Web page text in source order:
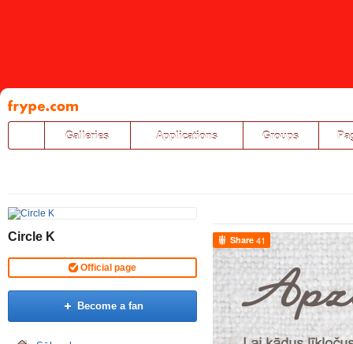
Pāriet
uz
saturu
Galleries Applications Groups
Circle K
Official page
Become a fan
Share 41